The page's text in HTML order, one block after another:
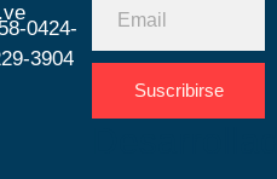
0424-
3904
Suscribirse